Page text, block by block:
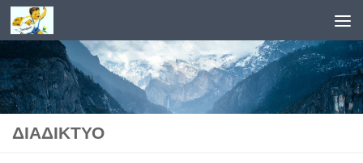
Skip to content
ΔΙΑΔΊΚΤΥΟ